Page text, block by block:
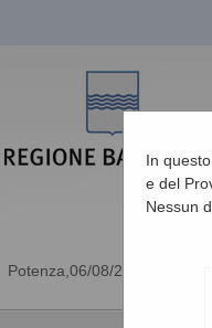
06/08/2026 10:11
In
e del
Nessun